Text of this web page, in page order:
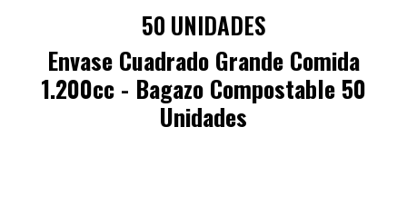
50 UNIDADES
Envase Cuadrado Grande Comida
1.200cc - Bagazo Compostable 50
Unidades